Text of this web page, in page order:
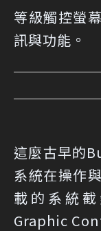
等級觸控螢
訊與功能。
這麼古早的
系統在操作
載的系統
Graphic